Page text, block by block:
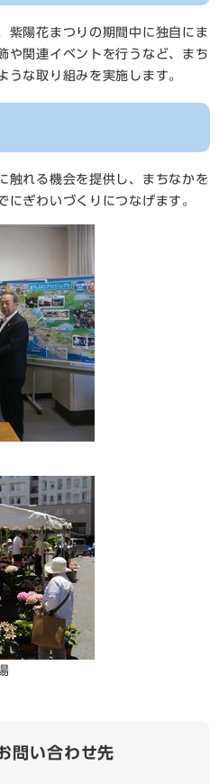
紫陽花まつりの期間中に独自にま
や関連イベントを行うなど、まち
うな取り組みを実施します。
触れる機会を提供し、まちなかを
にぎわいづくりにつなげます。
問い合わせ先